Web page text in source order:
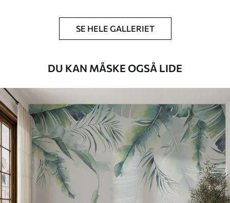
SE HELE GALLERIET
DU KAN MÅSKE OGSÅ LIDE